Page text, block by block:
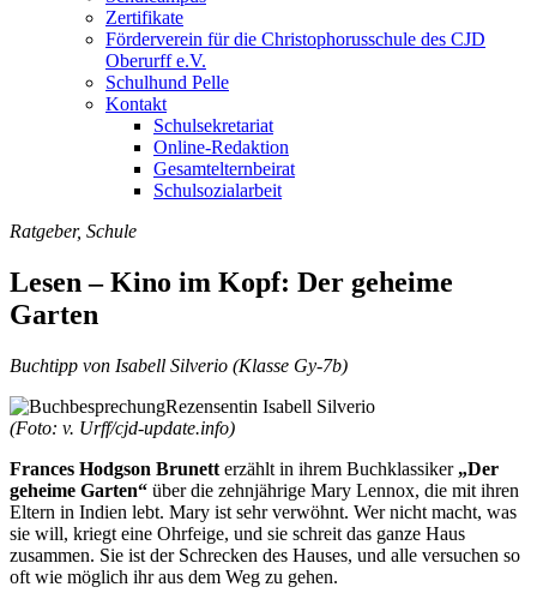
Zertifikate
Förderverein für die Christophorusschule des CJD
Oberurff e.V.
Schulhund Pelle
Kontakt
Schulsekretariat
Online-Redaktion
Gesamtelternbeirat
Schulsozialarbeit
Ratgeber, Schule
Lesen – Kino im Kopf: Der geheime
Garten
Buchtipp von Isabell Silverio (Klasse Gy-7b)
Rezensentin Isabell Silverio
(Foto: v. Urff/cjd-update.info)
Frances Hodgson Brunett erzählt in ihrem Buchklassiker „Der
geheime Garten“ über die zehnjährige Mary Lennox, die mit ihren
Eltern in Indien lebt. Mary ist sehr verwöhnt. Wer nicht macht, was
sie will, kriegt eine Ohrfeige, und sie schreit das ganze Haus
zusammen. Sie ist der Schrecken des Hauses, und alle versuchen so
oft wie möglich ihr aus dem Weg zu gehen.